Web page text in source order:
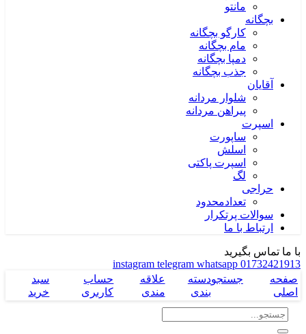
مانتو
بچگانه
کارگو بچگانه
مام بچگانه
دمپا بچگانه
جذب بچگانه
آقایان
شلوار مردانه
پیراهن مردانه
اسپرت
ساپورت
اسلش
اسپرت پاکتی
لگ
حراجی
تعدادمحدود
سوالات پرتکرار
ارتباط با ما
با ما تماس بگیرید
instagram telegram whatsapp 01732421913
صفحه
اصلی
جستجودسته
بندی
علاقه
مندی
حساب
کاربری
سبد
خرید